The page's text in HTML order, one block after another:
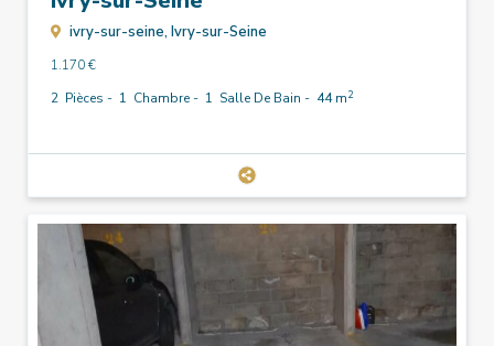
ivry-sur-seine, Ivry-sur-Seine
1.170 €
2 Pièces - 1 Chambre - 1 Salle De Bain - 44 m2